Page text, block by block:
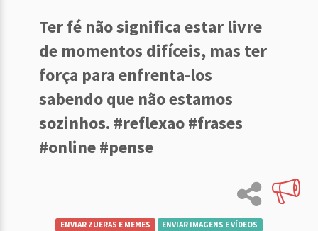
Ter fé não significa estar livre
de momentos difíceis, mas ter
força para enfrenta-los
sabendo que não estamos
sozinhos. #reflexao #frases
#online #pense
ENVIAR ZUERAS E MEMES ENVIAR IMAGENS E VÍDEOS